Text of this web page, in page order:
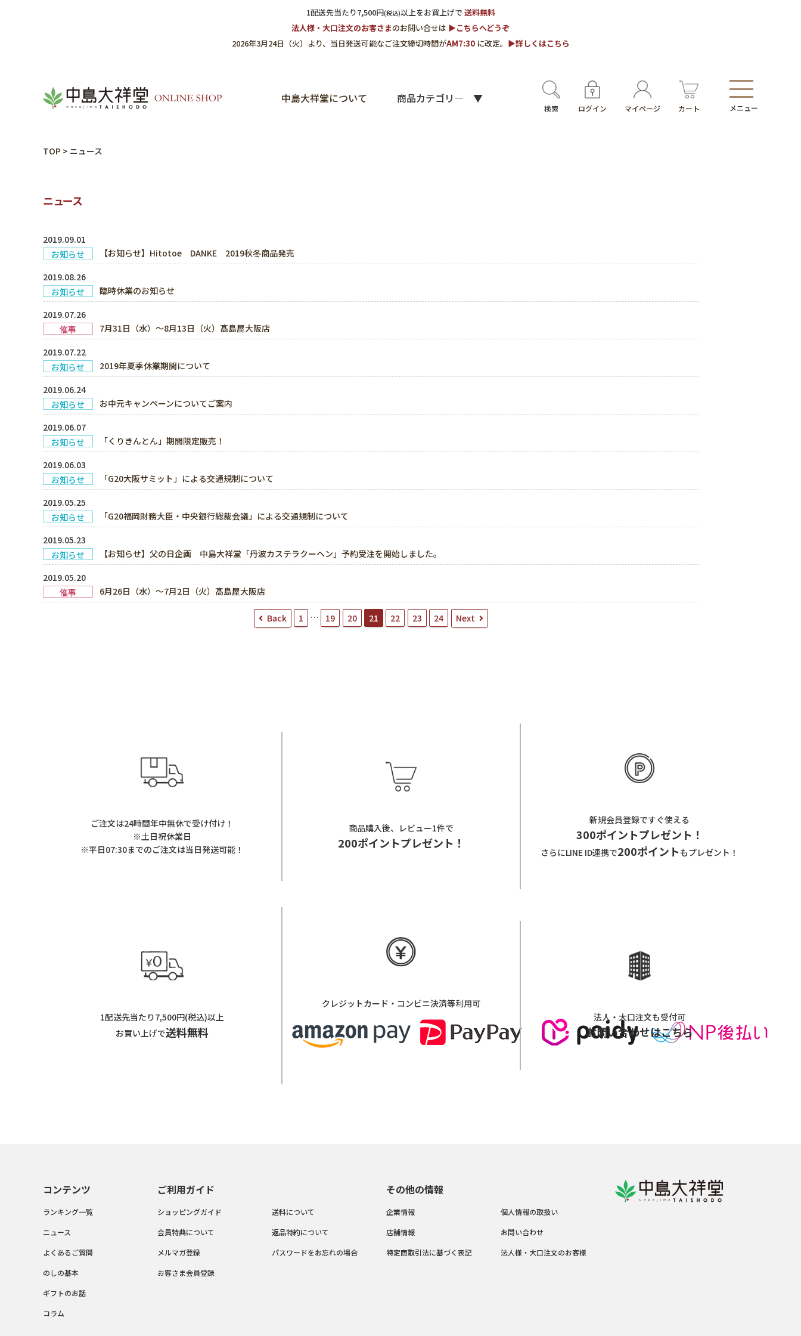
1配送先当たり7,500円(税込)以上をお買上げで 送料無料
法人様・大口注文のお客さまのお問い合せは ▶︎こちらへどうぞ
2026年3月24日（火）より、当日発送可能なご注文締切時間がAM7:30 に改定。 ▶︎詳しくはこちら
中島大祥堂について 商品カテゴリ―
検索 ログイン マイページ カート メニュー
TOP > ニュース
ニュース
2019.09.01
お知らせ
【お知らせ】Hitotoe DANKE 2019秋冬商品発売
2019.08.26
お知らせ
臨時休業のお知らせ
2019.07.26
催事
7月31日（水）～8月13日（火）髙島屋大阪店
2019.07.22
お知らせ
2019年夏季休業期間について
2019.06.24
お知らせ
お中元キャンペーンについてご案内
2019.06.07
お知らせ
「くりきんとん」期間限定販売！
2019.06.03
お知らせ
「G20大阪サミット」による交通規制について
2019.05.25
お知らせ
「G20福岡財務大臣・中央銀行総裁会議」による交通規制について
2019.05.23
お知らせ
【お知らせ】父の日企画 中島大祥堂「丹波カステラクーヘン」予約受注を開始しました。
2019.05.20
催事
6月26日（水）～7月2日（火）髙島屋大阪店
Back 1 … 19 20 21 22 23 24 Next
ご注文は24時間年中無休で受け付け！
※土日祝休業日
※平日07:30までのご注文は当日発送可能！
商品購入後、レビュー1件で
200ポイントプレゼント！
新規会員登録ですぐ使える
300ポイントプレゼント！
さらにLINE ID連携で200ポイントもプレゼント！
1配送先当たり7,500円(税込)以上
お買い上げで送料無料
クレジットカード・コンビニ決済等利用可
法人・大口注文も受付可
お問い合わせはこちら
コンテンツ
ランキング一覧
ニュース
よくあるご質問
のしの基本
ギフトのお話
コラム
ご利用ガイド
ショッピングガイド
会員特典について
メルマガ登録
お客さま会員登録
送料について
返品特約について
パスワードをお忘れの場合
その他の情報
企業情報
店舗情報
特定商取引法に基づく表記
個人情報の取扱い
お問い合わせ
法人様・大口注文のお客様